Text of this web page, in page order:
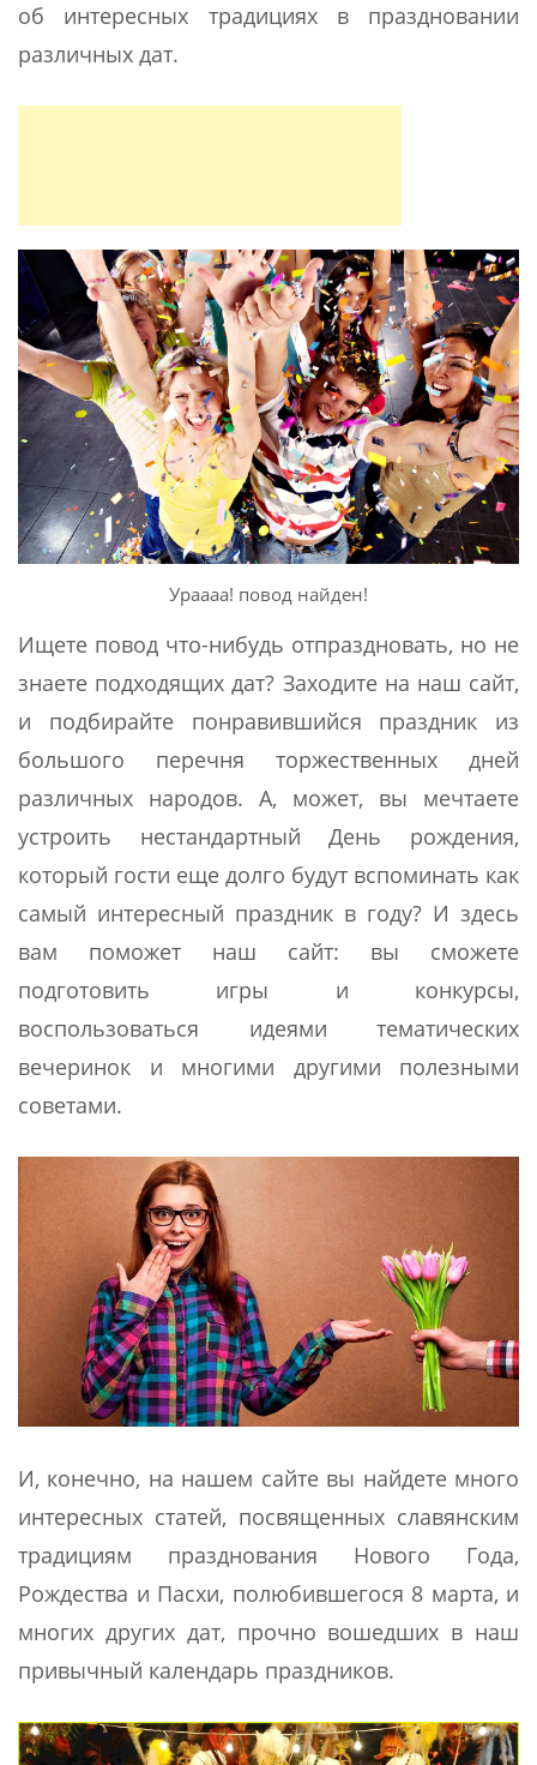
об интересных традициях в праздновании
различных дат.
Ураааа! повод найден!
Ищете повод что-нибудь отпраздновать, но не
знаете подходящих дат? Заходите на наш сайт,
и подбирайте понравившийся праздник из
большого перечня торжественных дней
различных народов. А, может, вы мечтаете
устроить нестандартный День рождения,
который гости еще долго будут вспоминать как
самый интересный праздник в году? И здесь
вам поможет наш сайт: вы сможете
подготовить игры и конкурсы,
воспользоваться идеями тематических
вечеринок и многими другими полезными
советами.
И, конечно, на нашем сайте вы найдете много
интересных статей, посвященных славянским
традициям празднования Нового Года,
Рождества и Пасхи, полюбившегося 8 марта, и
многих других дат, прочно вошедших в наш
привычный календарь праздников.